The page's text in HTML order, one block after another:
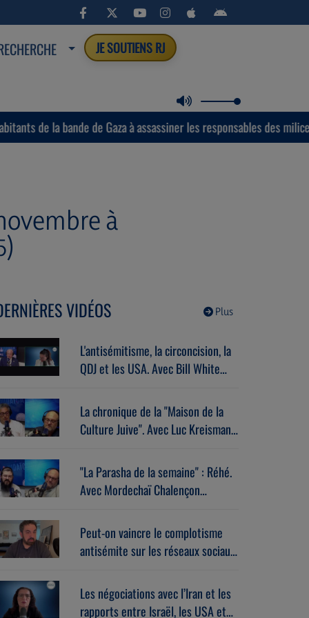
JE SOUTIENS RJ
bande de Gaza à assassiner les responsables des milices armées
à
Plus
VIDÉOS
L'antisémitisme, la circoncision, la
QDJ et les USA. Avec Bill White
La chronique de la "Maison de la
Culture Juive". Avec Luc Kreisman
"La Parasha de la semaine" : Réhé.
Avec Mordechaï Chalençon
Peut-on vaincre le complotisme
antisémite sur les réseaux sociaux
(06/08/2026)
Les négociations avec l’Iran et les
rapports entre Israël, les USA et